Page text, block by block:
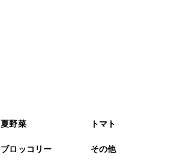
夏野菜 トマト
ブロッコリー その他